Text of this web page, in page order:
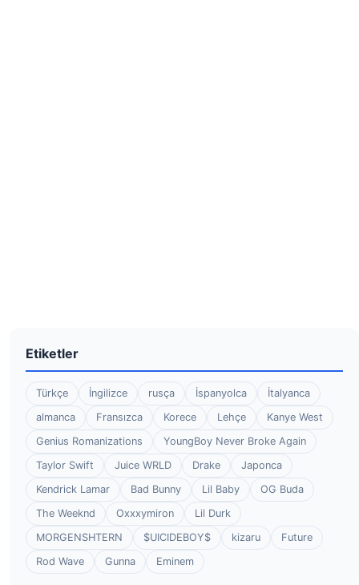
Etiketler
Türkçe İngilizce rusça İspanyolca
İtalyanca
almanca
Fransızca Korece Lehçe
Kanye West
Genius Romanizations
YoungBoy Never Broke Again
Taylor Swift
Juice WRLD Drake
Japonca
Kendrick Lamar
Bad Bunny Lil Baby
OG Buda
The Weeknd
Oxxxymiron
Lil Durk
MORGENSHTERN
$UICIDEBOY$ kizaru
Future
Rod Wave
Gunna Eminem